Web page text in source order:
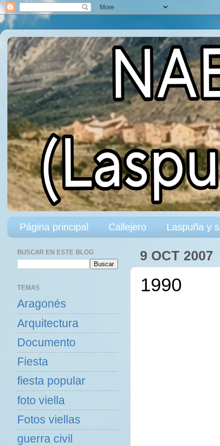
Página principal Callejero Laspuña y
9 OCT 2007
1990
BUSCAR EN ESTE BLOG
TEMAS
Aragonés
Arquitectura
Documento
Fiesta
fiesta popular
foto viella
Fotos viellas
guerra civil